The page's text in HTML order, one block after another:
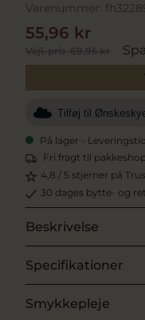
Varenummer:
Vejl. pris69,95 kr
55,96 kr
Tilføj til
På lager -
Fri fragt til
4,8 / 5 stjerner på
30 dages bytte- og
Beskrivelse
Specifikationer
Smykkepleje